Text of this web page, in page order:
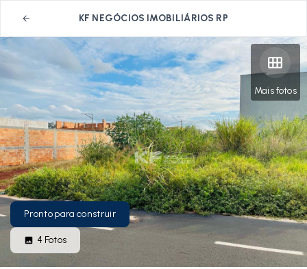
KF NEGÓCIOS IMOBILIÁRIOS RP
Mais fotos
Pronto para construir
4 Fotos